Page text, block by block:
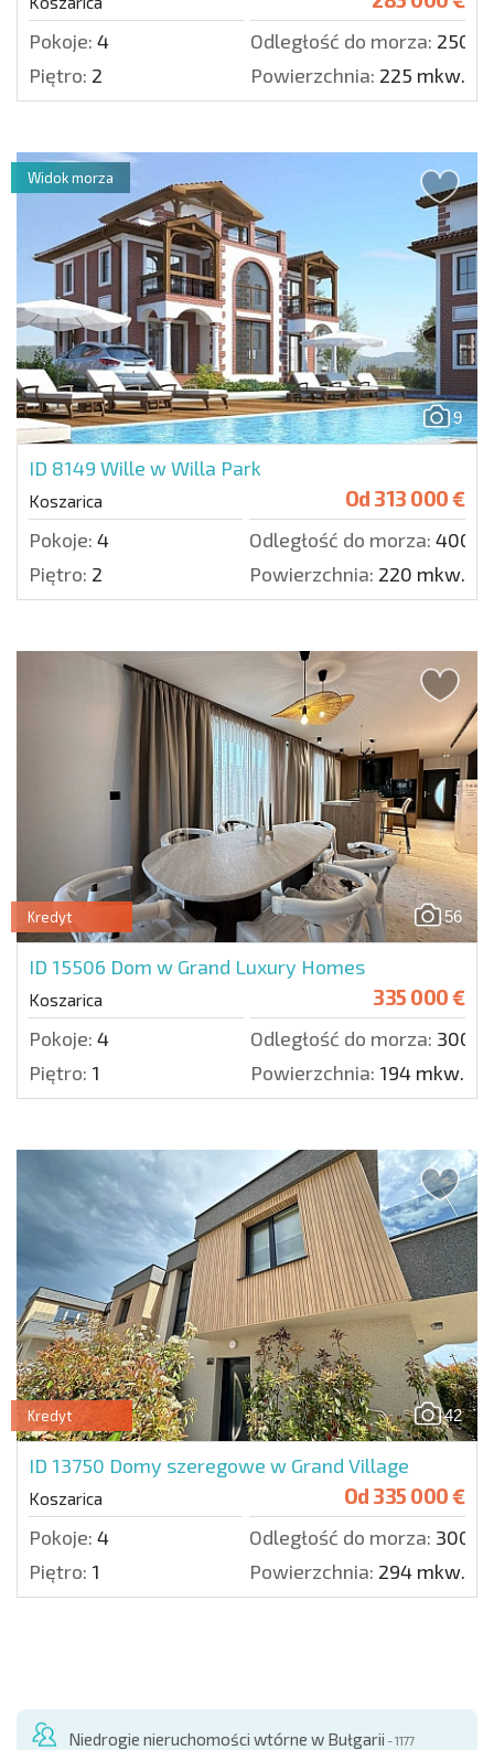
Pokoje: 4 Odległość do morza: 2500
Piętro: 2 Powierzchnia: 225 mkw.
9
ID 8149 Wille w Willa Park
Koszarica Od 313 000 €
Pokoje: 4 Odległość do morza: 4000
Piętro: 2 Powierzchnia: 220 mkw.
Widok morza
56
Kredyt
ID 15506 Dom w Grand Luxury Homes
Koszarica 335 000 €
Pokoje: 4 Odległość do morza: 3000
Piętro: 1 Powierzchnia: 194 mkw.
42
Kredyt
ID 13750 Domy szeregowe w Grand Village
Koszarica Od 335 000 €
Pokoje: 4 Odległość do morza: 3000
Piętro: 1 Powierzchnia: 294 mkw.
Niedrogie nieruchomości wtórne w Bułgarii - 1177